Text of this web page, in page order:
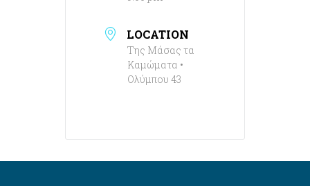
LOCATION
Της Μάσας τα
Καμώματα •
Ολύμπου 43